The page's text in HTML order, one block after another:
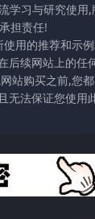
学习与研究使用,
担责任!
用的推荐和示
后续网站上的任
站购买之前,您
无法保证您使用